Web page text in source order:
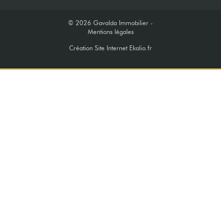
© 2026 Gavalda Immobilier -
Mentions légales
Création Site Internet Ekalio.fr